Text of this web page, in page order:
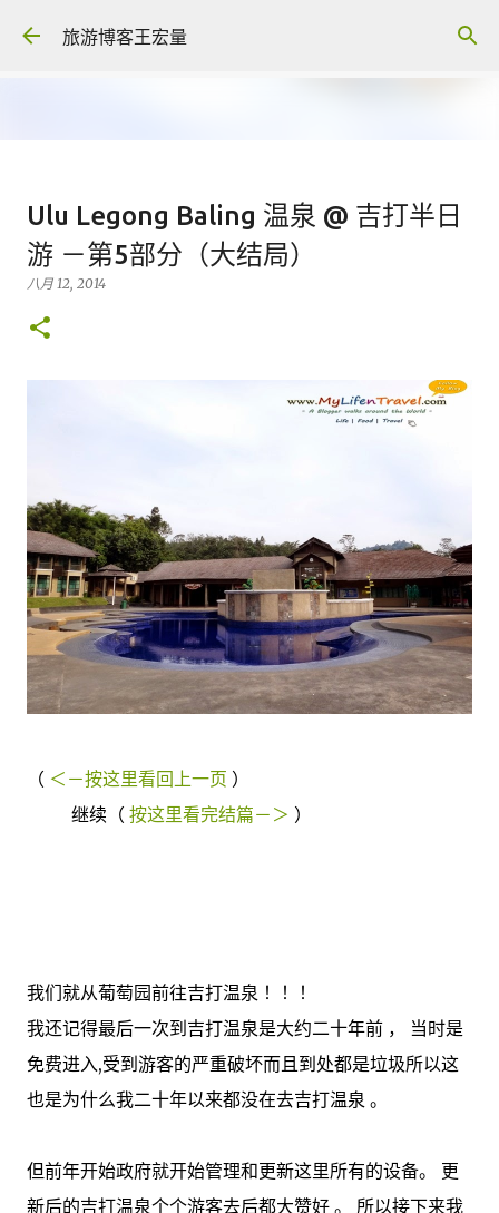
旅游博客王宏量
各大电脑专家公认最强的 -- Dual
screen Laptop
八月 06, 2026 FACEBOOK POST
Ulu Legong Baling 温泉 @ 吉打半日
游 －第5部分（大结局）
八月 12, 2014
（ ＜－按这里看回上一页 ）
继续（ 按这里看完结篇－＞ ）
我们就从葡萄园前往吉打温泉 ！！！
我还记得最后一次到吉打温泉是大约二十年前 ， 当时是
免费进入,受到游客的严重破坏而且到处都是垃圾所以这
也是为什么我二十年以来都没在去吉打温泉 。
但前年开始政府就开始管理和更新这里所有的设备。 更
新后的吉打温泉个个游客去后都大赞好 。 所以接下来我